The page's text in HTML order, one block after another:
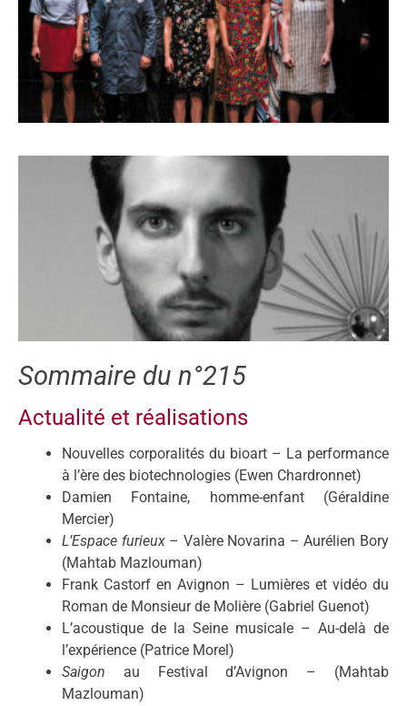
Sommaire du n°215
Actualité et réalisations
Nouvelles corporalités du bioart – La performance
à l’ère des biotechnologies (Ewen Chardronnet)
Damien Fontaine, homme-enfant (Géraldine
Mercier)
L’Espace furieux– Valère Novarina – Aurélien Bory
(Mahtab Mazlouman)
Frank Castorf en Avignon – Lumières et vidéo du
Roman de Monsieur de Molière (Gabriel Guenot)
L’acoustique de la Seine musicale – Au-delà de
l’expérience (Patrice Morel)
Saigon au Festival d’Avignon – (Mahtab
Mazlouman)